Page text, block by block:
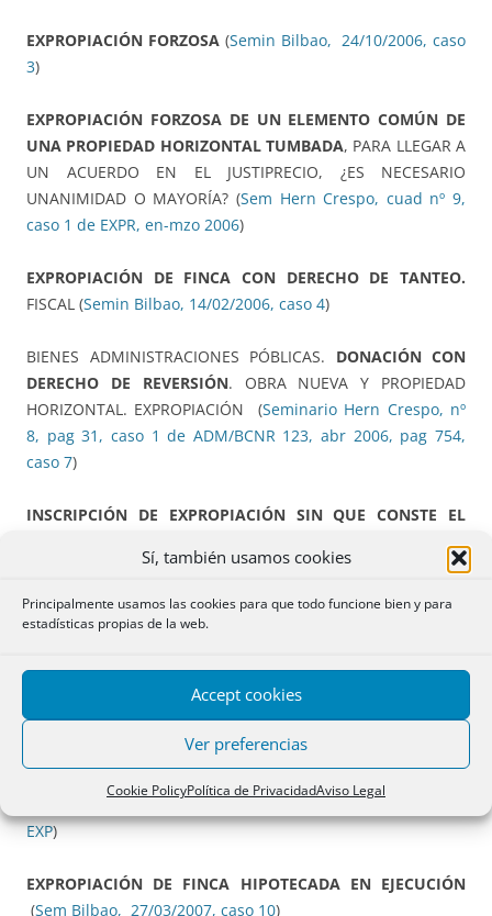
Sí, también usamos cookies
Principalmente usamos las cookies para que todo funcione bien y para
estadísticas propias de la web.
Accept cookies
Ver preferencias
Cookie PolicyPolítica de PrivacidadAviso Legal
EXPROPIACIÓN FORZOSA(Semin Bilbao, 24/10/2006, caso
3)
EXPROPIACIÓN FORZOSA DE UN ELEMENTO COMÚN DE
UNA PROPIEDAD HORIZONTAL TUMBADA, PARA LLEGAR A
UN ACUERDO EN EL JUSTIPRECIO, ¿ES NECESARIO
UNANIMIDAD O MAYORÍA? (Sem Hern Crespo, cuad nº 9,
caso 1 de EXPR, en-mzo 2006)
EXPROPIACIÓN DE FINCA CON DERECHO DE TANTEO.
FISCAL (Semin Bilbao, 14/02/2006, caso 4)
BIENES ADMINISTRACIONES PÓBLICAS. DONACIÓN CON
DERECHO DE REVERSIÓN. OBRA NUEVA Y PROPIEDAD
HORIZONTAL. EXPROPIACIÓN (Seminario Hern Crespo, nº
8, pag 31, caso 1 de ADM/BCNR 123, abr 2006, pag 754,
caso 7)
INSCRIPCIÓN DE EXPROPIACIÓN SIN QUE CONSTE EL
AGRUPACIÓN Y DIVISIÓN POR
AYUNTAMIENTO.VENTA Y APORTACIÓN A JUNTA DE
COMPENSACION. NULIDAD EXPROPIACIÓN (
Sem Hern
Crespo, cuad nº 11, caso de EXPR, jul-sept 2006
¿UNPROCEDIMIENTO DE EXPROPIACIÓN FORZOSA
SEGUIDO POR EL SISTEMA DE TASACIÓN CONJUNTA
PUEDE INSCRIBIR SÓLO CON EL PAGO O CONSIGNACIÓN
DEL PRECIO DE LA ADMINISTRACIÓN ACTUANTE, SIN
Sem Hern crespo nº 13, En-Mzo 2007, caso de
EXP)
EXPROPIACIÓN DE FINCA HIPOTECADA EN EJECUCIÓN
(Sem Bilbao, 27/03/2007, caso 10)